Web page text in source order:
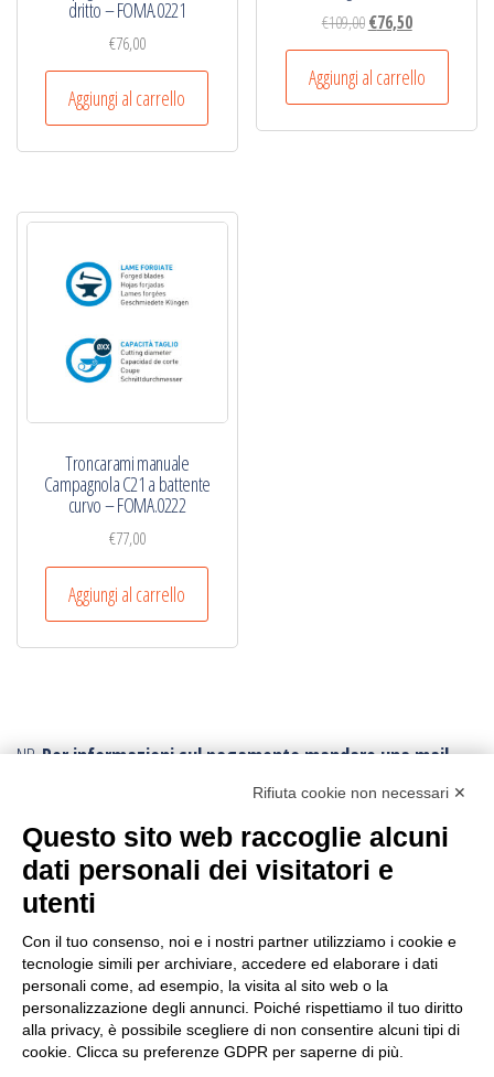
dritto – FOMA.0221
€76,00
Aggiungi al carrello
€109,00 Il
prezzo
originale
era:
€109,00.
€76,50Il
prezzo
attuale
è:
€76,50.
Aggiungi al carrello
Troncarami manuale
Campagnola C21 a battente
curvo – FOMA.0222
€77,00
Aggiungi al carrello
NB.Per informazioni sul pagamento mandare una mail.
Ogni ordine, avrà un costo di trasporto variabile da
speciali.Per conoscere la tariffa corretta della spedizione,
conviene fare l’ordine e poi viene inviato il corretto
tariffario: l’ordine può essere annullato in ogni momento.
I resi sono accettati con trasporto andata e ritornosempre a carico
dell’acquirente , anche in caso di rimborso.
CERCA IL PRODOTTO
Rifiuta cookie non necessari ✕
Questo sito web raccoglie alcuni
dati personali dei visitatori e
utenti
Con il tuo consenso, noi e i nostri partner utilizziamo i cookie e
tecnologie simili per archiviare, accedere ed elaborare i dati
personali come, ad esempio, la visita al sito web o la
personalizzazione degli annunci. Poiché rispettiamo il tuo diritto
alla privacy, è possibile scegliere di non consentire alcuni tipi di
cookie. Clicca su preferenze GDPR per saperne di più.